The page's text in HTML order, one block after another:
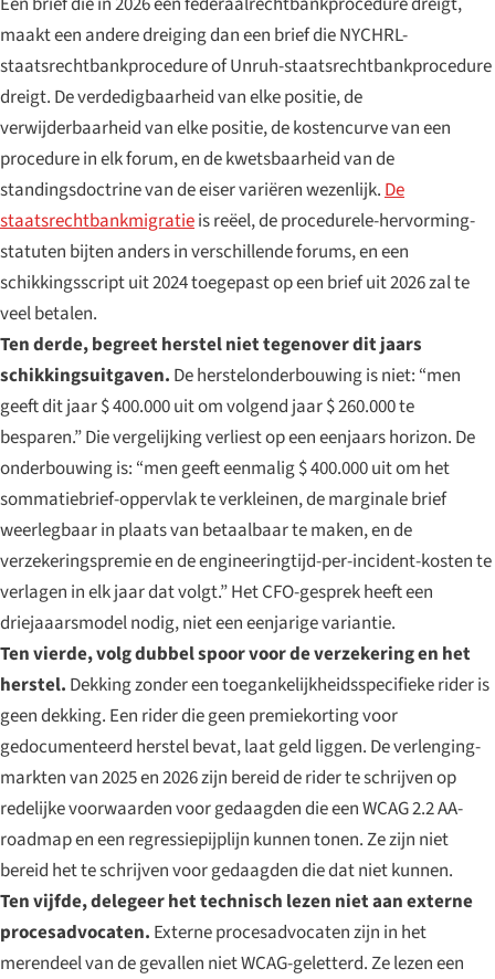
maakt een andere dreiging dan een brief die NYCHRL-
staatsrechtbankprocedure of Unruh-staatsrechtbankprocedure
dreigt. De verdedigbaarheid van elke positie, de
verwijderbaarheid van elke positie, de kostencurve van een
procedure in elk forum, en de kwetsbaarheid van de
standingsdoctrine van de eiser variëren wezenlijk. De
staatsrechtbankmigratieis reëel, de procedurele-hervorming-
statuten bijten anders in verschillende forums, en een
schikkingsscript uit 2024 toegepast op een brief uit 2026 zal te
veel betalen.
Ten derde, begreet herstel niet tegenover dit jaars
schikkingsuitgaven. De herstelonderbouwing is niet: “men
geeft dit jaar $ 400.000 uit om volgend jaar $ 260.000 te
besparen.” Die vergelijking verliest op een eenjaars horizon. De
onderbouwing is: “men geeft eenmalig $ 400.000 uit om het
sommatiebrief-oppervlak te verkleinen, de marginale brief
weerlegbaar in plaats van betaalbaar te maken, en de
verzekeringspremie en de engineeringtijd-per-incident-kosten te
verlagen in elk jaar dat volgt.” Het CFO-gesprek heeft een
driejaaarsmodel nodig, niet een eenjarige variantie.
Ten vierde, volg dubbel spoor voor de verzekering en het
herstel. Dekking zonder een toegankelijkheidsspecifieke rider is
geen dekking. Een rider die geen premiekorting voor
gedocumenteerd herstel bevat, laat geld liggen. De verlenging-
markten van 2025 en 2026 zijn bereid de rider te schrijven op
redelijke voorwaarden voor gedaagden die een WCAG 2.2 AA-
roadmap en een regressiepijplijn kunnen tonen. Ze zijn niet
bereid het te schrijven voor gedaagden die dat niet kunnen.
Ten vijfde, delegeer het technisch lezen niet aan externe
procesadvocaten. Externe procesadvocaten zijn in het
merendeel van de gevallen niet WCAG-geletterd. Ze lezen een